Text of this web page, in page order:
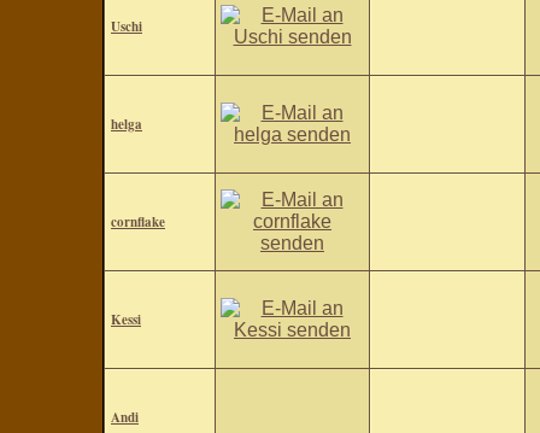
Uschi
helga
cornflake
Kessi
Andi